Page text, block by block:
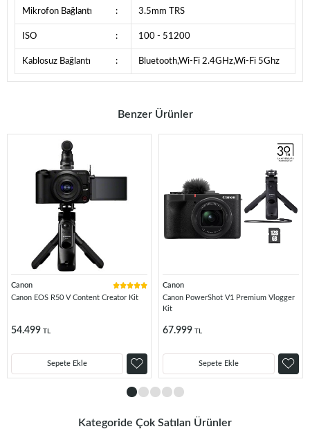
Mikrofon Bağlantı : 3.5mm TRS
ISO : 100 - 51200
Kablosuz Bağlantı : Bluetooth,Wi-Fi 2.4GHz,Wi-Fi 5Ghz
Benzer Ürünler
Canon
Canon EOS R50 V Content Creator Kit
54.499 TL
Sepete Ekle
Canon
Canon PowerShot V1 Premium Vlogger
Kit
67.999 TL
Sepete Ekle
Kategoride Çok Satılan Ürünler